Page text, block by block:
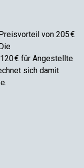
von 205 €
€ für Angestellte
sich damit